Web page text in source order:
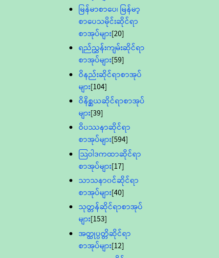
မြန်မာစာပေ၊ မြန်မာ့
စာပေသမိုင်းဆိုင်ရာ
စာအုပ်များ[20]
ရည်ညွှန်းကျမ်းဆိုင်ရာ
စာအုပ်များ[59]
ဝိနည်းဆိုင်ရာစာအုပ်
များ[104]
ဝိနိစ္ဆယဆိုင်ရာစာအုပ်
များ[39]
ဝိပဿနာဆိုင်ရာ
စာအုပ်များ[594]
သြဝါဒကထာဆိုင်ရာ
စာအုပ်များ[17]
သာသနာ၀င်ဆိုင်ရာ
စာအုပ်များ[40]
သုတ္တန်ဆိုင်ရာစာအုပ်
များ[153]
အတ္ထုပ္ပတ္တိဆိုင်ရာ
စာအုပ်များ[12]